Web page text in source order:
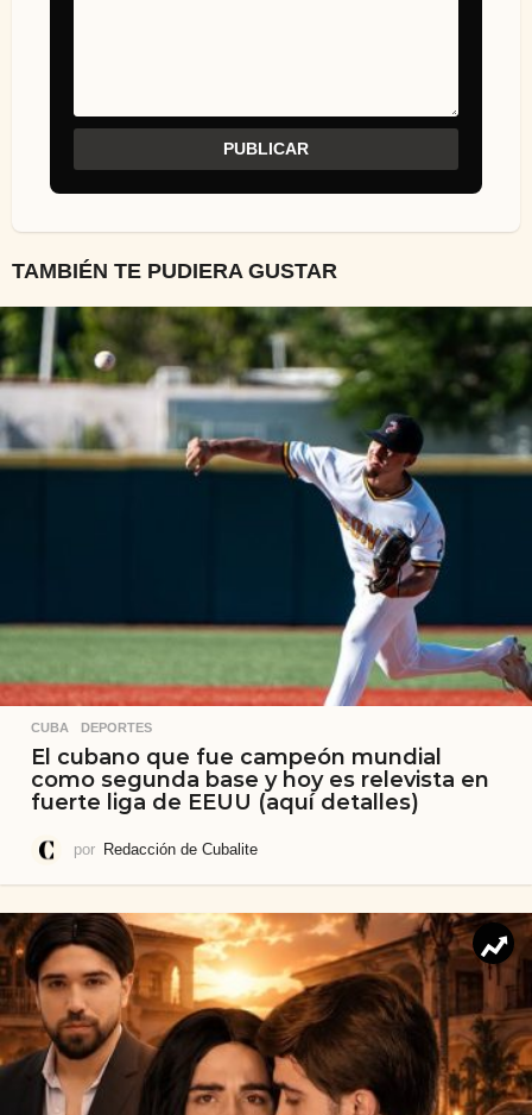
TAMBIÉN TE PUDIERA GUSTAR
CUBA ,DEPORTES
El cubano que fue campeón mundial
como segunda base y hoy es relevista en
fuerte liga de EEUU (aquí detalles)
por Redacción de Cubalite